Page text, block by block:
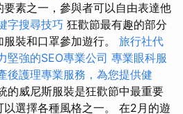
素之一，參與者可以自由表達他
字搜尋技巧 狂歡節最有趣的部分
裝和口罩參加遊行。 旅行社代
堅強的SEO專業公司 專業眼科服
後護理專業服務，為您提供健
的威尼斯服裝是狂歡節中最重要
選擇各種風格之一。 在2月的遊